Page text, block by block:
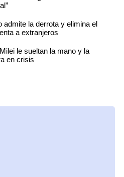
admite la derrota y elimina el
a extranjeros
le sueltan la mano y la
en crisis